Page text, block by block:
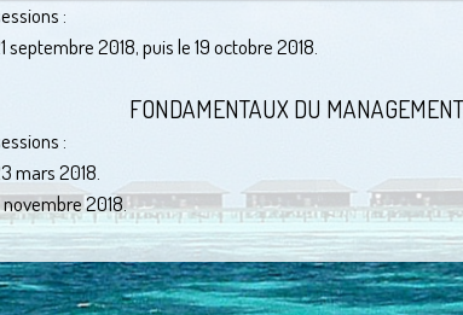
:
septembre 2018, puis le 19 octobre 2018.
FONDAMENTAUX DU MANAGEMENT
:
mars 2018.
novembre 2018.